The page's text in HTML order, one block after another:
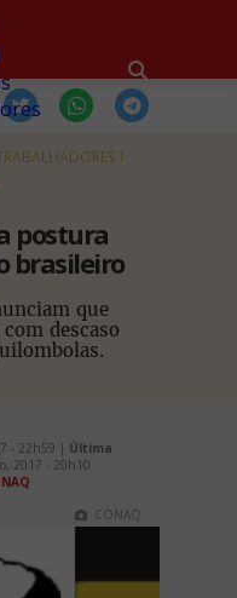
postura
brasileiro
que
descaso
- 22h59 | Última
2017 - 20h10
CONAQ